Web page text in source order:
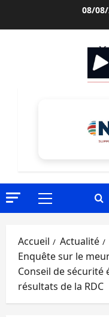
08/
Menu
Accueil
Actualité
Enquête sur le
Conseil de sécurité
résultats de la RDC